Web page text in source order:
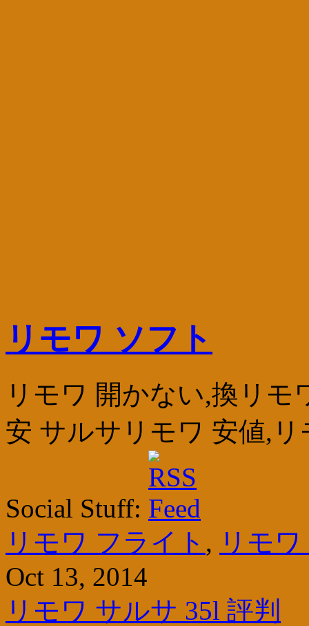
リモワ ソフト
リモワ 開かない,換リ
安 サルサリモワ 安値,
Social Stuff:
リモワ フライト , リモ
Oct 13, 2014
リモワ サルサ 35l 評判